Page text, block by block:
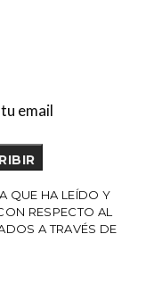
email
QUE HA LEÍDO Y
RESPECTO AL
A TRAVÉS DE